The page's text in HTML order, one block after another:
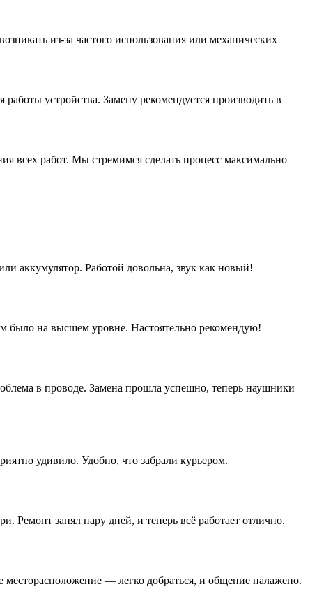
из-за частого использования или механических
устройства. Замену рекомендуется производить в
всех работ. Мы стремимся сделать процесс максимально
аккумулятор. Работой довольна, звук как новый!
было на высшем уровне. Настоятельно рекомендую!
в проводе. Замена прошла успешно, теперь наушники
удивило. Удобно, что забрали курьером.
Ремонт занял пару дней, и теперь всё работает отлично.
— легко добраться, и общение налажено.